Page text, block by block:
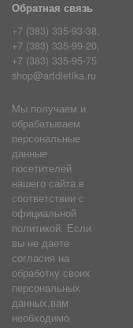
Обратная связь
+7 (383) 335-93-38,
+7 (383) 335-99-20,
+7 (383) 335-95-75
shop@artdietika.ru
Мы получаем и
обрабатываем
персональные
данные
посетителей
нашего сайта в
соответствии с
официальной
политикой. Если
вы не даете
согласия на
обработку своих
персональных
данных,вам
необходимо